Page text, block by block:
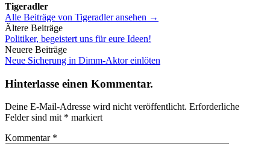
Tigeradler
Alle Beiträge von Tigeradler ansehen →
Beitragsnavigation
Ältere Beiträge
Politiker, begeistert uns für eure Ideen!
Neuere Beiträge
Neue Sicherung in Dimm-Aktor einlöten
Hinterlasse einen Kommentar.
Deine E-Mail-Adresse wird nicht veröffentlicht. Erforderliche
Felder sind mit * markiert
Kommentar *